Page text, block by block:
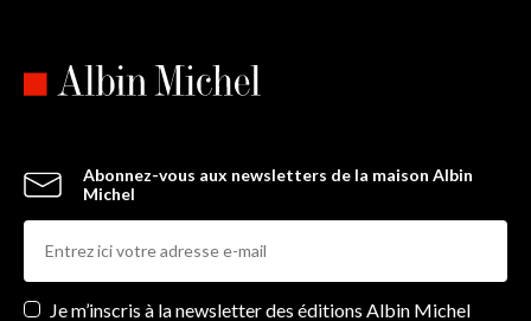
Abonnez-vous aux newsletters de la maison Albin
Michel
Newsletters
Je m’inscris à la newsletter des éditions Albin Michel